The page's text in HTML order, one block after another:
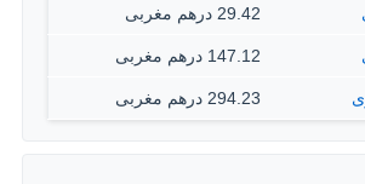
29.42 درهم مغربى
147.12 درهم مغربى
294.23 درهم مغربى